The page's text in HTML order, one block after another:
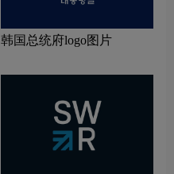
韩国总统府logo图片